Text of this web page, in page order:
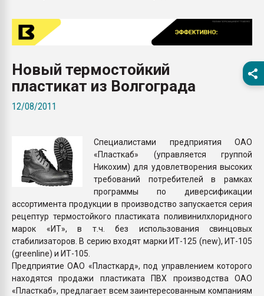
28.07.2026
28.07.2026
ситуацией на
ПЕРЕЙТИ НА
Новый термостойкий
пластикат из Волгограда
12/08/2011
Специалистами предприятия ОАО
«Пласткаб» (управляется группой
Никохим) для удовлетворения высоких
требований потребителей в рамках
программы по диверсификации
ассортимента продукции в производство запускается серия
рецептур термостойкого пластиката поливинилхлоридного
марок «ИТ», в т.ч. без использования свинцовых
стабилизаторов. В серию входят марки ИТ-125 (new), ИТ-105
(greenline) и ИТ-105.
Предприятие ОАО «Пласткард», под управлением которого
находятся продажи пластиката ПВХ производства ОАО
«Пласткаб», предлагает всем заинтересованным компаниям